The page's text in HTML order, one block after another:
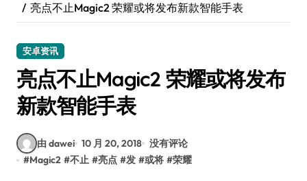
亮点不止Magic2 荣耀或将发布新款智能手表
安卓资讯
亮点不止Magic2 荣耀或将发布
新款智能手表
由 dawei 10 月 20, 2018 没有评论
#Magic2 #不止 #亮点 #发 #或将 #荣耀